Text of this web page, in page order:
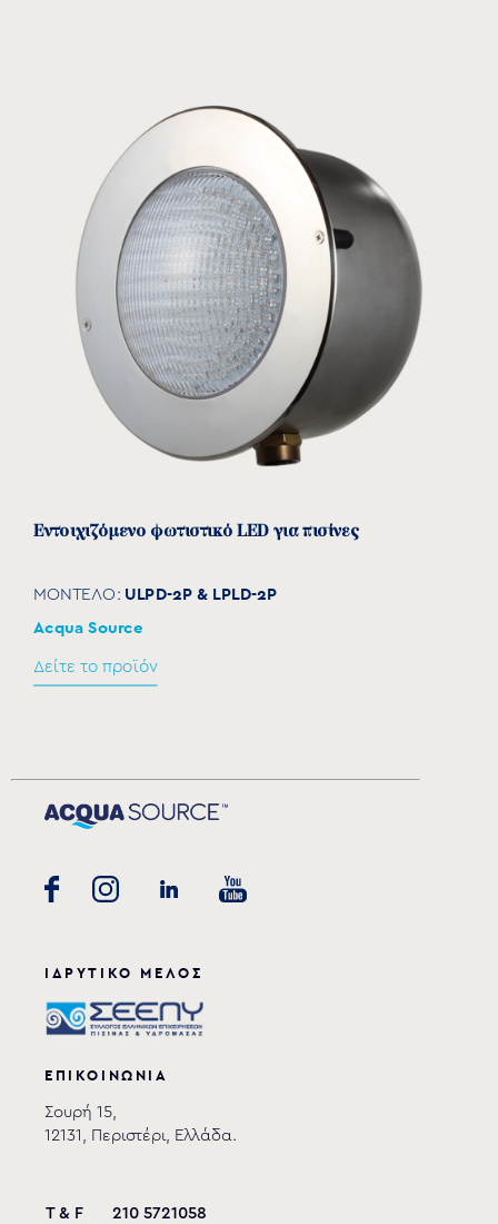
Εντοιχιζόμενο φωτιστικό LED για πισίνες
ΜΟΝΤΕΛΟ: ULPD-2P & LPLD-2P
Acqua Source
Δείτε το προϊόν
ΙΔΡΥΤΙΚΟ ΜΕΛΟΣ
ΕΠΙΚΟΙΝΩΝΙΑ
Σουρή 15,
12131, Περιστέρι, Ελλάδα.
T & F
210 5721058